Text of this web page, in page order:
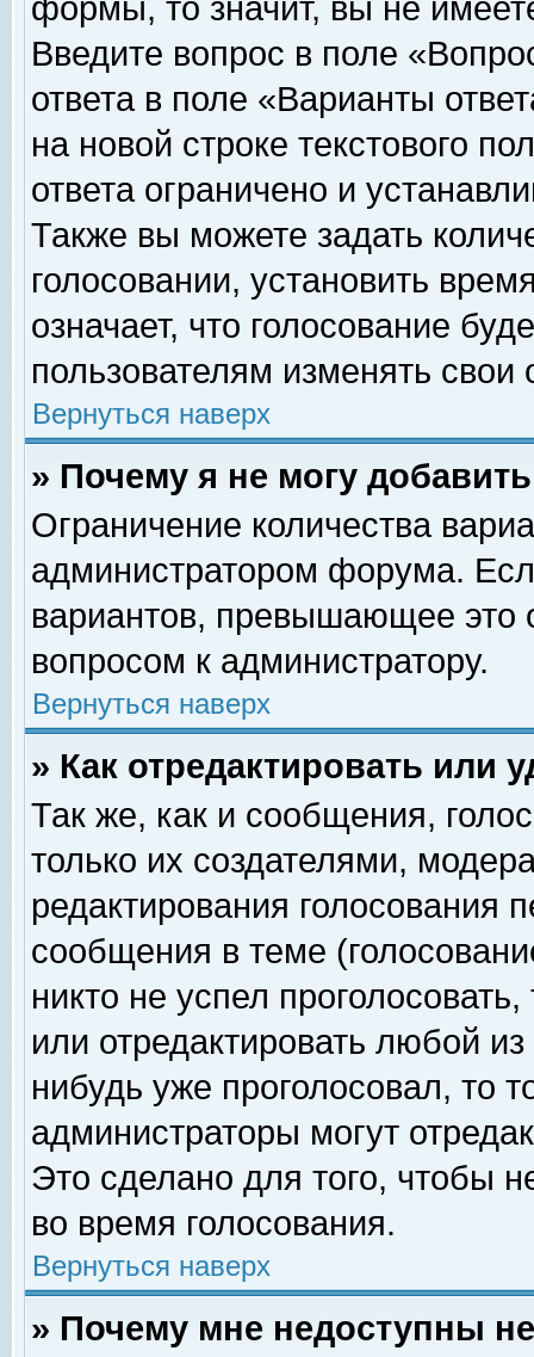
формы, то значит, вы не
Введите вопрос в поле
ответа в поле «Варианты
на новой строке текстового
ответа ограничено и
Также вы можете задать
голосовании, установить
означает, что голосование
пользователям изменять свои
Вернуться наверх
» Почему я не могу
Ограничение количества
администратором форума.
вариантов, превышающее это
вопросом к администратору.
Вернуться наверх
» Как отредактировать или
Так же, как и сообщения,
только их создателями,
редактирования голосования
сообщения в теме
никто не успел
или отредактировать любой
нибудь уже проголосовал, то
администраторы могут
Это сделано для того, чтобы
во время голосования.
Вернуться наверх
» Почему мне недоступны